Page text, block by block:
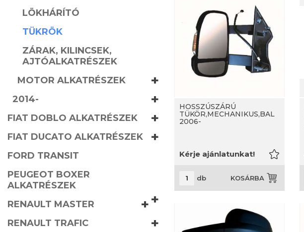
LÖKHÁRÍTÓ
TÜKRÖK
ZÁRAK, KILINCSEK,
AJTÓALKATRÉSZEK
MOTOR ALKATRÉSZEK
+
2014- +
FIAT DOBLO ALKATRÉSZEK +
FIAT DUCATO ALKATRÉSZEK +
FORD TRANSIT
PEUGEOT BOXER
ALKATRÉSZEK
+
RENAULT MASTER +
RENAULT TRAFIC +
HOSSZÚSZÁRÚ
TÜKÖR,MECHANIKUS,BAL
2006-
Kérje ajánlatunkat!
db KOSÁRBA